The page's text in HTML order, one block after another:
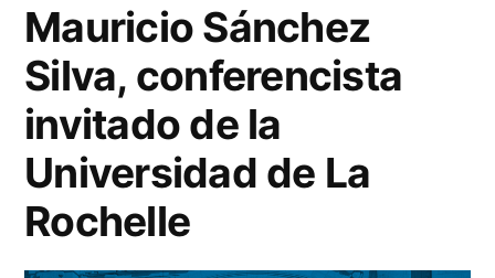
Mauricio Sánchez
Silva, conferencista
invitado de la
Universidad de La
Rochelle